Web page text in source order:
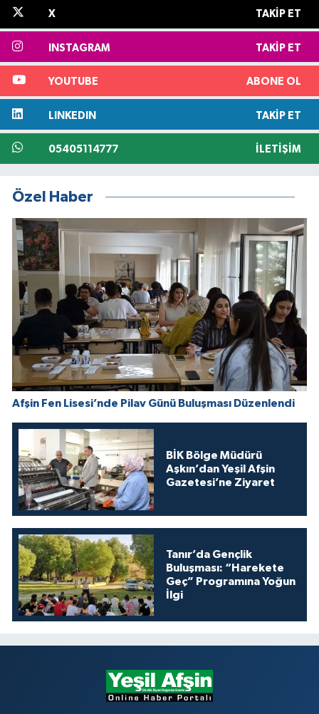
X TAKIP ET
INSTAGRAM TAKIP ET
YOUTUBE ABONE OL
LINKEDIN TAKIP ET
05405114777 İLETIŞIM
Özel Haber
Afşin Fen Lisesi’nde Pilav Günü Buluşması Düzenlendi
BİK Bölge Müdürü
Aşkın’dan Yeşil Afşin
Gazetesi’ne Ziyaret
Tanır’da Gençlik
Buluşması: “Harekete
Geç” Programına Yoğun
İlgi